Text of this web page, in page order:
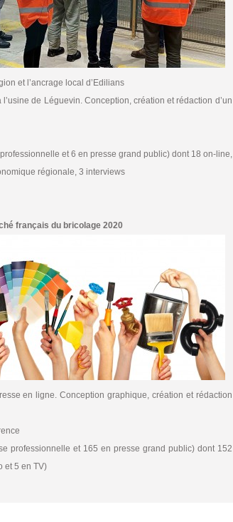
et l’ancrage local d’Edilians
de Léguevin. Conception, création et rédaction d’un
et 6 en presse grand public) dont 18 on-line,
régionale, 3 interviews
français du bricolage 2020
en ligne. Conception graphique, création et rédaction
professionnelle et 165 en presse grand public) dont 152
et 5 en TV)